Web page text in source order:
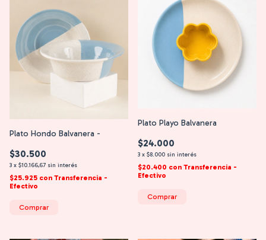
Plato Hondo Balvanera -
$30.500
3 x $10.166,67 sin interés
$25.925 con Transferencia -
Efectivo
Comprar
Plato Playo Balvanera
$24.000
3 x $8.000 sin interés
$20.400 con Transferencia -
Efectivo
Comprar